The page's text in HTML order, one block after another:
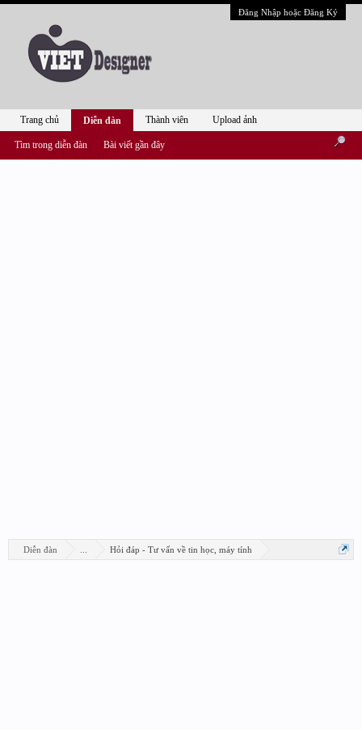
Đăng Nhập hoặc Đăng Ký
Diễn đàn Hỏi đáp - Tư vấn về tin học, máy tính
Trang chủ Diễn đàn
Tìm trong diễn đàn Bài viết gần đây
Thành viên Upload ảnh